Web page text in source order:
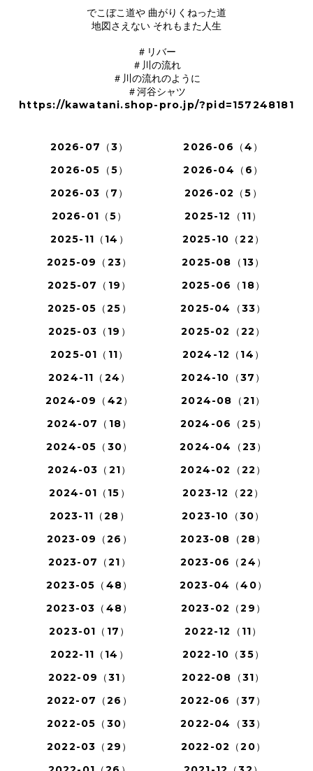
でこぼこ道や 曲がりくねった道
地図さえない それもまた人生
＃リバー
＃川の流れ
＃川の流れのように
＃河谷シャツ
https://kawatani.shop-pro.jp/?pid=157248181
2026-07（3）
2026-06（4）
2026-05（5）
2026-04（6）
2026-03（7）
2026-02（5）
2026-01（5）
2025-12（11）
2025-11（14）
2025-10（22）
2025-09（23）
2025-08（13）
2025-07（19）
2025-06（18）
2025-05（25）
2025-04（33）
2025-03（19）
2025-02（22）
2025-01（11）
2024-12（14）
2024-11（24）
2024-10（37）
2024-09（42）
2024-08（21）
2024-07（18）
2024-06（25）
2024-05（30）
2024-04（23）
2024-03（21）
2024-02（22）
2024-01（15）
2023-12（22）
2023-11（28）
2023-10（30）
2023-09（26）
2023-08（28）
2023-07（21）
2023-06（24）
2023-05（48）
2023-04（40）
2023-03（48）
2023-02（29）
2023-01（17）
2022-12（11）
2022-11（14）
2022-10（35）
2022-09（31）
2022-08（31）
2022-07（26）
2022-06（37）
2022-05（30）
2022-04（33）
2022-03（29）
2022-02（20）